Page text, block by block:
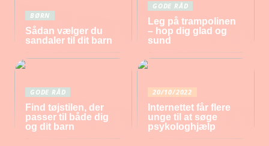
BØRN
Sådan vælger du
sandaler til dit barn
GODE RÅD
Leg på trampolinen
– hop dig glad og
sund
GODE RÅD
Find tøjstilen, der
passer til både dig
og dit barn
20/10/2022
Internettet får flere
unge til at søge
psykologhjælp